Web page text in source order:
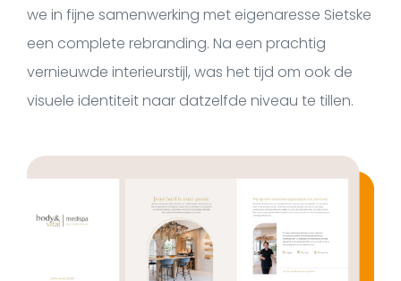
we in fijne samenwerking met eigenaresse Sietske
een complete rebranding. Na een prachtig
vernieuwde interieurstijl, was het tijd om ook de
visuele identiteit naar datzelfde niveau te tillen.